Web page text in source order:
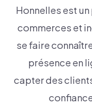
Honnelles est
commerces et
se faire
présence en
capter des